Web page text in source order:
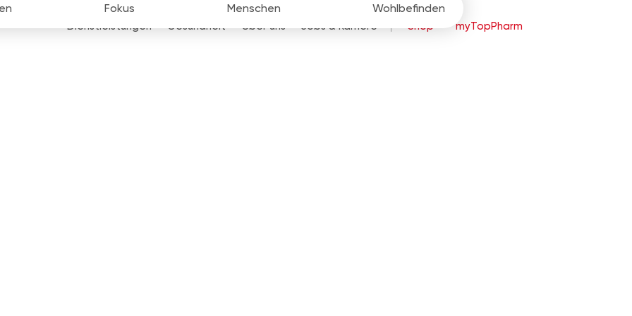
Dienstleistungen Gesundheit Über uns Jobs & Karriere Shop myTopPharm
Fokus Menschen Wohlbefinden